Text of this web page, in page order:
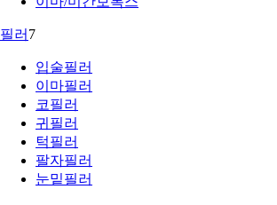
필러 7
입술필러
이마필러
코필러
귀필러
턱필러
팔자필러
눈밑필러